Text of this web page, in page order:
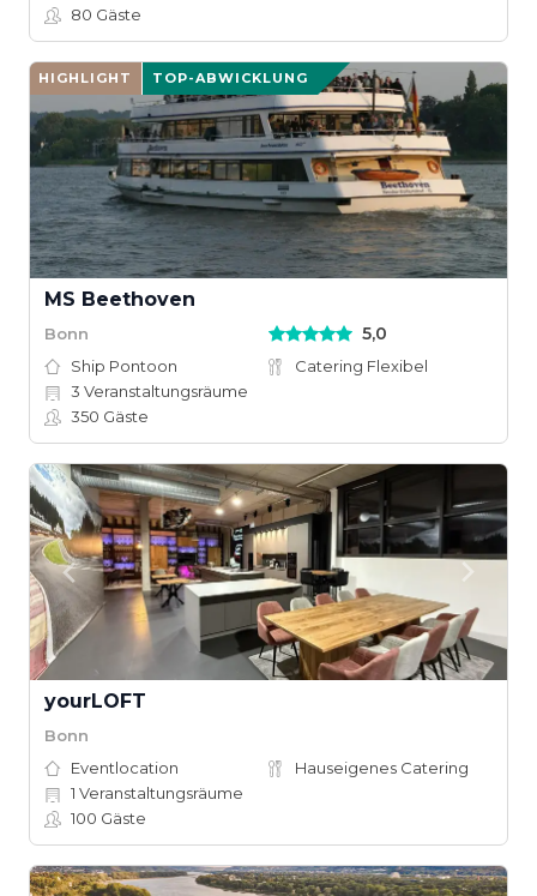
80 Gäste
HIGHLIGHT TOP-ABWICKLUNG
MS Beethoven
Bonn 5,0
Ship Pontoon
Catering Flexibel
3 Veranstaltungsräume
350 Gäste
yourLOFT
Bonn
Eventlocation
Hauseigenes Catering
1 Veranstaltungsräume
100 Gäste